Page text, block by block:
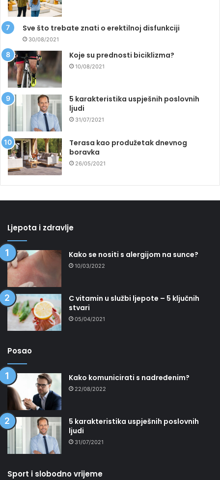
Sve što trebate znati o erektilnoj disfunkciji
30/08/2021
Koje su prednosti biciklizma?
10/08/2021
5 karakteristika uspješnih poslovnih
ljudi
31/07/2021
Terasa kao produžetak dnevnog
boravka
26/05/2021
Ljepota i zdravlje
Kako se nositi s alergijom na sunce?
10/03/2022
C vitamin u službi ljepote – 5 ključnih
stvari
05/04/2021
Posao
Kako komunicirati s nadređenim?
22/08/2022
5 karakteristika uspješnih poslovnih
ljudi
31/07/2021
Sport i slobodno vrijeme